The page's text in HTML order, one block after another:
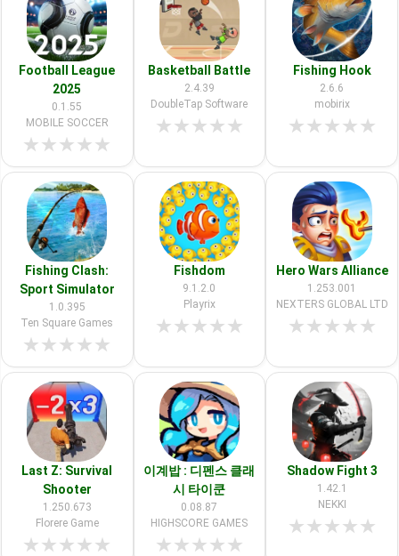
Football League
2025
0.1.55
MOBILE SOCCER
★★★★★
Basketball Battle
2.4.39
DoubleTap Software
★★★★★
Fishing Hook
2.6.6
mobirix
★★★★★
Fishing Clash:
Sport Simulator
1.0.395
Ten Square Games
★★★★★
Fishdom
9.1.2.0
Playrix
★★★★★
Hero Wars Alliance
1.253.001
NEXTERS GLOBAL LTD
★★★★★
Last Z: Survival
Shooter
1.250.673
Florere Game
★★★★★
이계밥 : 디펜스 클래
시 타이쿤
0.08.87
HIGHSCORE GAMES
★★★★★
Shadow Fight 3
1.42.1
NEKKI
★★★★★